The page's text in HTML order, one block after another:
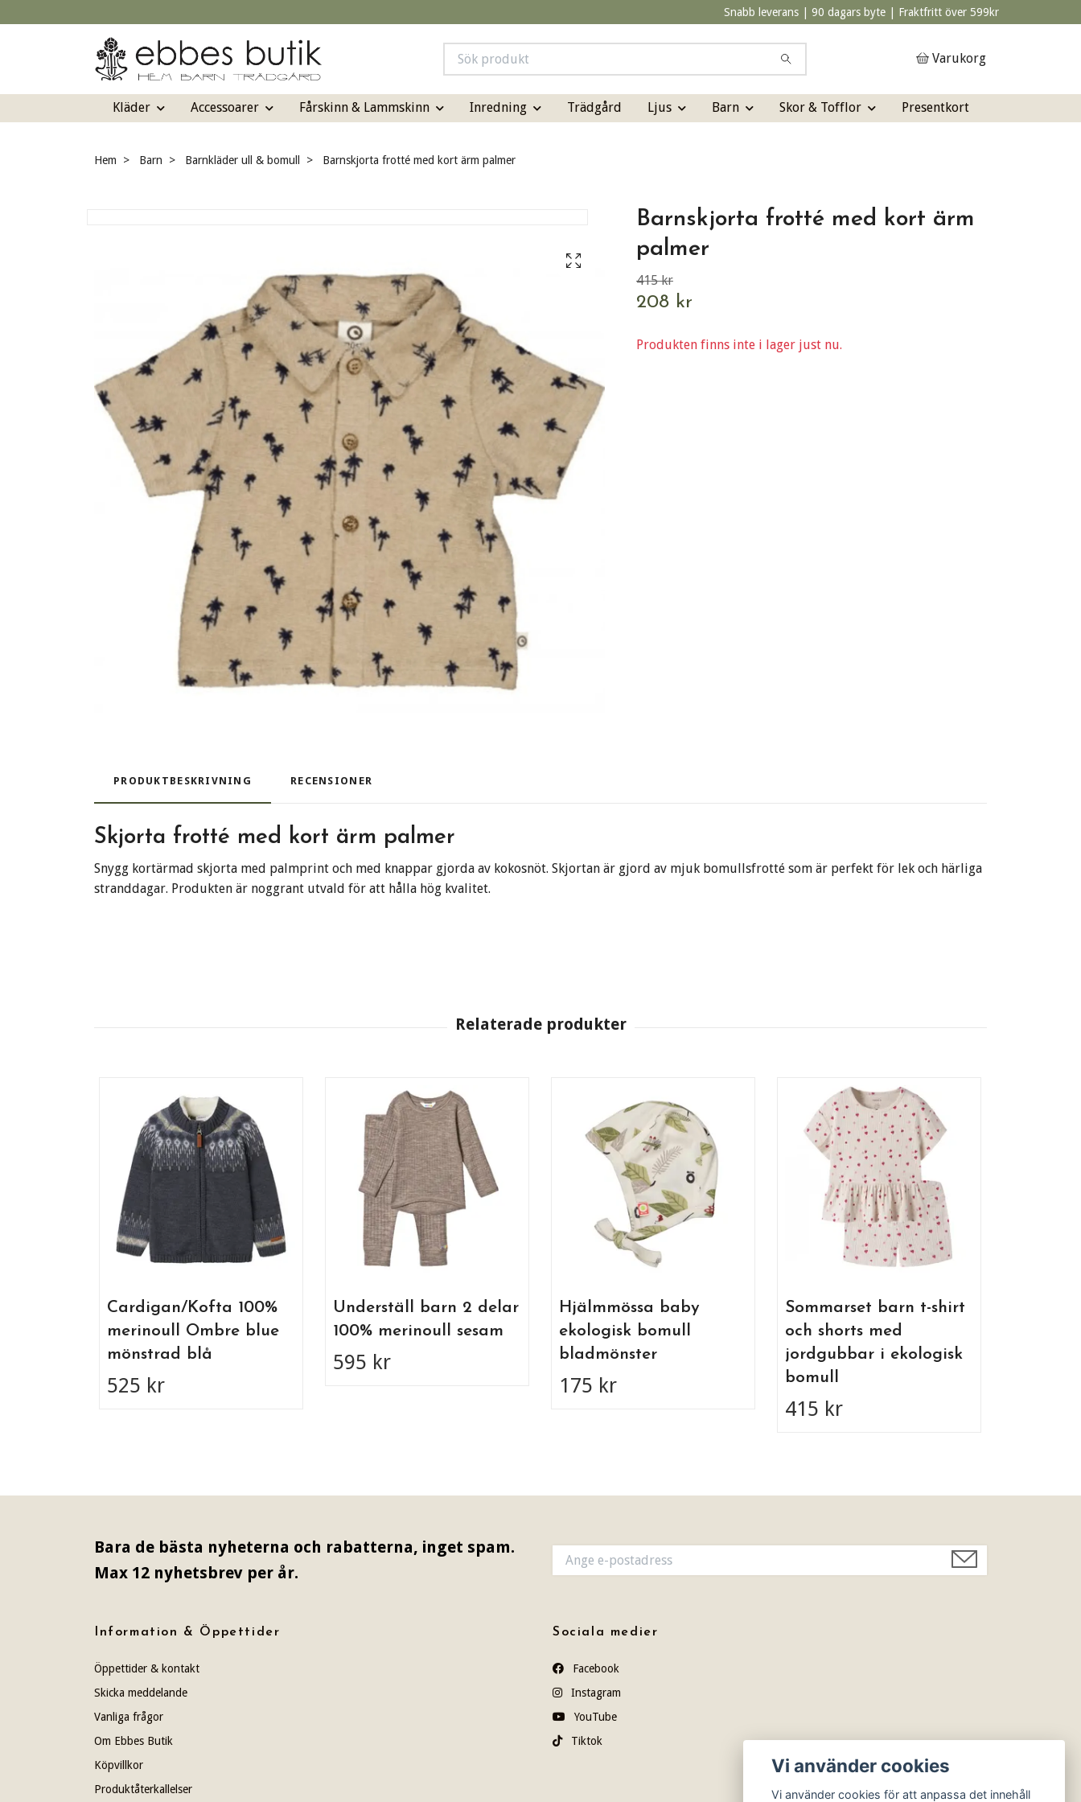
Snabb leverans | 90 dagars byte | Fraktfritt över 599kr
Varukorg
Kläder Accessoarer Fårskinn & Lammskinn Inredning Trädgård Ljus Barn Skor & Tofflor Presentkort
Hem Barn Barnkläder ull & bomull Barnskjorta frotté med kort ärm palmer
Barnskjorta frotté med kort ärm
palmer
415 kr
208 kr
Produkten finns inte i lager just nu.
PRODUKTBESKRIVNING RECENSIONER
Skjorta frotté med kort ärm palmer
Snygg kortärmad skjorta med palmprint och med knappar gjorda av kokosnöt. Skjortan är gjord av mjuk bomullsfrotté som är perfekt för lek och härliga
stranddagar. Produkten är noggrant utvald för att hålla hög kvalitet.
Cardigan/Kofta 100%
merinoull Ombre blue
mönstrad blå
525 kr
Underställ barn 2 delar
100% merinoull sesam
595 kr
Hjälmmössa baby
ekologisk bomull
bladmönster
175 kr
Sommarset barn t-shirt
och shorts med
jordgubbar i ekologisk
bomull
415 kr
Bara de bästa nyheterna och rabatterna, inget spam.
Max 12 nyhetsbrev per år.
Information & Öppettider
Öppettider & kontakt
Skicka meddelande
Vanliga frågor
Om Ebbes Butik
Köpvillkor
Produktåterkallelser
Sociala medier
Facebook
Instagram
YouTube
Tiktok
Vi använder cookies
Vi använder cookies för att anpassa det innehåll